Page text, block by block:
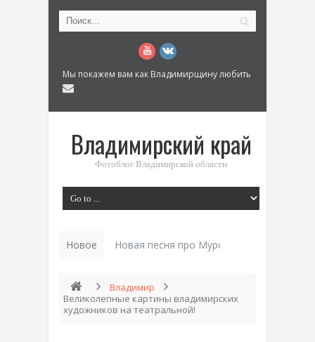
Мы покажем вам как Владимирщину любить
Владимирский край
Фотоблог Владимирской области
Новое Новая песня про Муром: «Былинный
Владимир
Великолепные картины владимирских
художников на театральной!